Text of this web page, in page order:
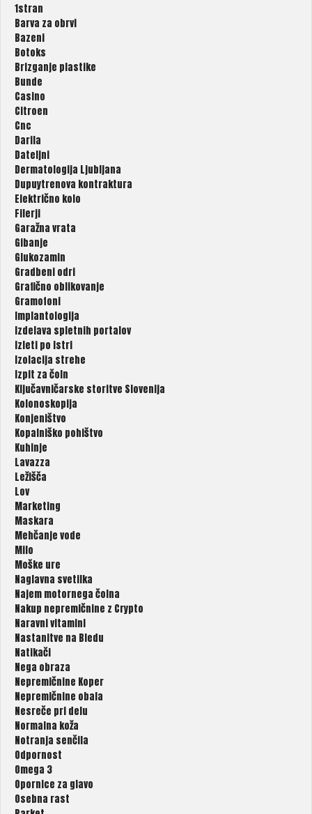
1stran
Barva za obrvi
Bazeni
Botoks
Brizganje plastike
Bunde
Casino
Citroen
Cnc
Darila
Dateljni
Dermatologija Ljubljana
Dupuytrenova kontraktura
Električno kolo
Filerji
Garažna vrata
Gibanje
Glukozamin
Gradbeni odri
Grafično oblikovanje
Gramofoni
Implantologija
Izdelava spletnih portalov
Izleti po Istri
Izolacija strehe
Izpit za čoln
Ključavničarske storitve Slovenija
Kolonoskopija
Konjeništvo
Kopalniško pohištvo
Kuhinje
Lavazza
Ležišča
Lov
Marketing
Maskara
Mehčanje vode
Milo
Moške ure
Naglavna svetilka
Najem motornega čolna
Nakup nepremičnine z Crypto
Naravni vitamini
Nastanitve na Bledu
Natikači
Nega obraza
Nepremičnine Koper
Nepremičnine obala
Nesreče pri delu
Normalna koža
Notranja senčila
Odpornost
Omega 3
Opornice za glavo
Osebna rast